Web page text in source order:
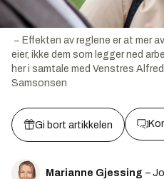
− Effekten av reglene er at mer
eier, ikke dem som legger ned
her i samtale med Venstres Alfred
Samsonsen
Gi bort artikkelen
Marianne Gjessing –